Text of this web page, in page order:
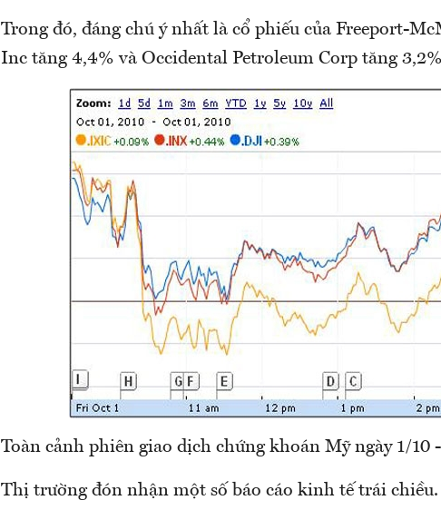
Trong đó, đáng chú ý nhất là cổ phiếu của Freeport-
Inc tăng 4,4% và Occidental Petroleum Corp tăng
Toàn cảnh phiên giao dịch chứng khoán Mỹ ngày 1/10
Thị trường đón nhận một số báo cáo kinh tế trái